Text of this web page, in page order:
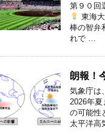
第９０回
東海
棒の智弁
れで …
朗報！
気象庁は
2026年
の可能性
太平洋高